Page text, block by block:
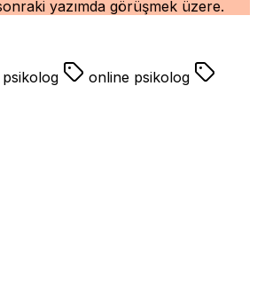
yazımda görüşmek üzere.
psikolog
online psikolog